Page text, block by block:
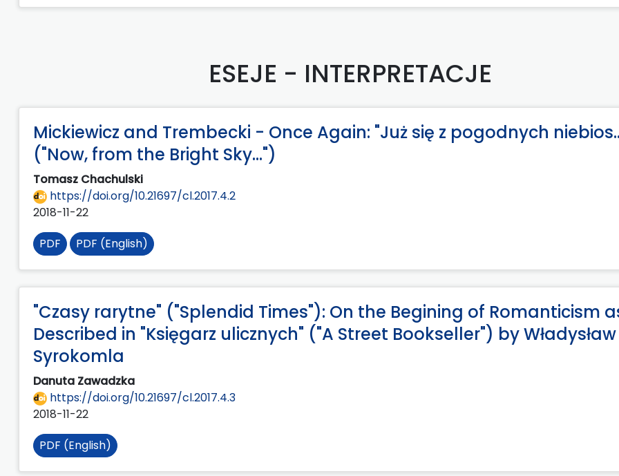
ESEJE - INTERPRETACJE
Mickiewicz and Trembecki - Once Again: "Już się z pogodnych
("Now, from the Bright Sky...")
Tomasz Chachulski
https://doi.org/10.21697/cl.2017.4.2
2018-11-22
PDF
PDF (English)
"Czasy rarytne" ("Splendid Times"): On the Begining of Romanticism
Described in "Księgarz ulicznych" ("A Street Bookseller") by Władysław
Syrokomla
Danuta Zawadzka
https://doi.org/10.21697/cl.2017.4.3
2018-11-22
PDF (English)